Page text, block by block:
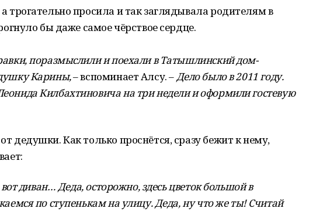
трогательно просила и так заглядывала родителям в
бы даже самое чёрствое сердце.
поразмыслили и поехали в Татышлинский дом-
Карины,– вспоминает Алсу. –Дело было в 2011 году.
Килбахтиновича на три недели и оформили гостевую
дедушки. Как только проснётся, сразу бежит к нему,
вот диван… Деда, осторожно, здесь цветок большой в
по ступенькам на улицу. Деда, ну что же ты! Считай